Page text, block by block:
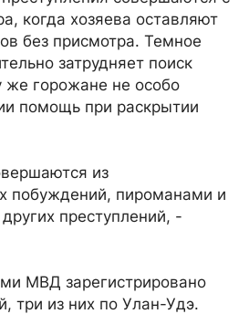
когда хозяева оставляют
без присмотра. Темное
затрудняет поиск
же горожане не особо
помощь при раскрытии
из
побуждений, пироманами и
преступлений, -
МВД зарегистрировано
три из них по Улан-Удэ.